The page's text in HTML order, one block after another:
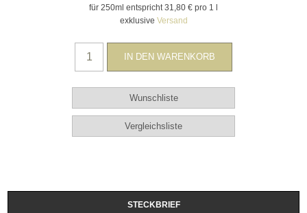
für 250ml entspricht 31,80 € pro 1 l
exklusive Versand
STECKBRIEF